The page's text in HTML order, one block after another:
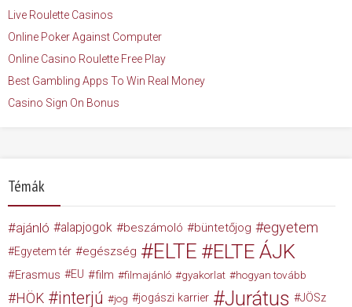
Live Roulette Casinos
Online Poker Against Computer
Online Casino Roulette Free Play
Best Gambling Apps To Win Real Money
Casino Sign On Bonus
Témák
ajánló alapjogok beszámoló büntetőjog egyetem
Egyetem tér egészség ELTE ELTE ÁJK
Erasmus EU film filmajánló gyakorlat hogyan tovább
HÖK interjú jog jogászi karrier Jurátus JÖSz